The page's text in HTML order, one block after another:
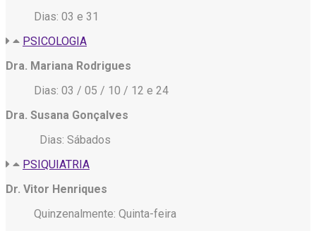
Dias: 03 e 31
PSICOLOGIA
Dra. Mariana Rodrigues
Dias: 03 / 05 / 10 / 12 e 24
Dra. Susana Gonçalves
Dias: Sábados
PSIQUIATRIA
Dr. Vitor Henriques
Quinzenalmente: Quinta-feira